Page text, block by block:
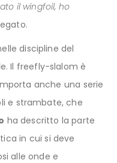
il wingfoil, ho
discipline del
Il freefly-slalom è
anche una serie
e strambate, che
ha descritto la parte
in cui si deve
alle onde e